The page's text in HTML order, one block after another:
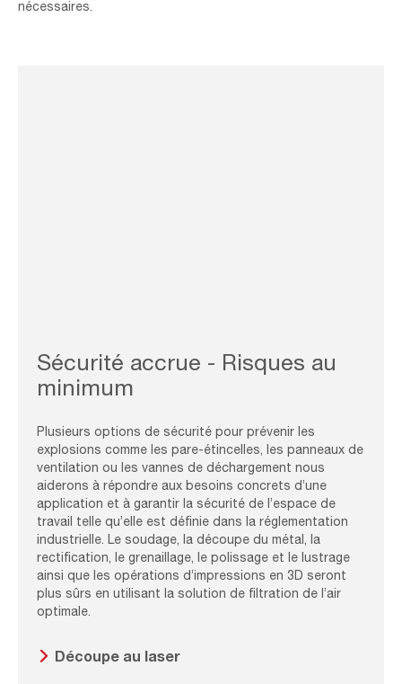
nécessaires.
Sécurité accrue - Risques au
minimum
Plusieurs options de sécurité pour prévenir les
explosions comme les pare-étincelles, les panneaux de
ventilation ou les vannes de déchargement nous
aiderons à répondre aux besoins concrets d’une
application et à garantir la sécurité de l’espace de
travail telle qu’elle est définie dans la réglementation
industrielle. Le soudage, la découpe du métal, la
rectification, le grenaillage, le polissage et le lustrage
ainsi que les opérations d’impressions en 3D seront
plus sûrs en utilisant la solution de filtration de l’air
optimale.
Découpe au laser